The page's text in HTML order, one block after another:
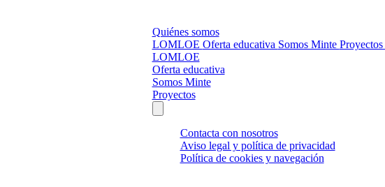
Quiénes somos
LOMLOE Oferta educativa Somos Minte Proyectos
LOMLOE
Oferta educativa
Somos Minte
Proyectos
Contacta con nosotros
Aviso legal y política de privacidad
Política de cookies y navegación